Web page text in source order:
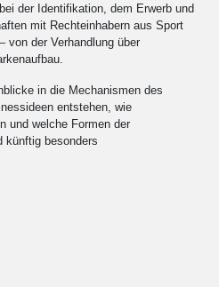
der Identifikation, dem Erwerb und
mit Rechteinhabern aus Sport
von der Verhandlung über
in die Mechanismen des
entstehen, wie
und welche Formen der
künftig besonders